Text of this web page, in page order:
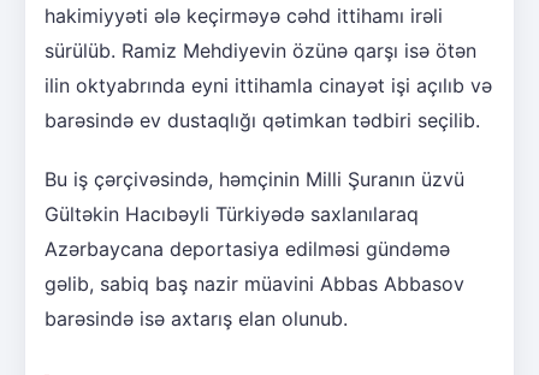
hakimiyyəti ələ keçirməyə cəhd ittihamı irəli
sürülüb. Ramiz Mehdiyevin özünə qarşı isə ötən
ilin oktyabrında eyni ittihamla cinayət işi açılıb və
barəsində ev dustaqlığı qətimkan tədbiri seçilib.
Bu iş çərçivəsində, həmçinin Milli Şuranın üzvü
Gültəkin Hacıbəyli Türkiyədə saxlanılaraq
Azərbaycana deportasiya edilməsi gündəmə
gəlib, sabiq baş nazir müavini Abbas Abbasov
barəsində isə axtarış elan olunub.